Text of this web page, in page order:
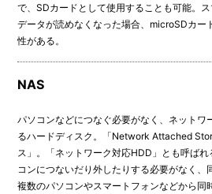
で、SDカードとして使用することも可能。
データが読めなくなった場合、microSDカー
性がある。
NAS
パソコンなどにつなぐ必要がなく、ネットワ
るハードディスク。「Network Attached
ス」。「ネットワーク対応HDD」とも呼ば
コンにつないだり外したりする必要がなく、
複数のパソコンやスマートフォンなどから同